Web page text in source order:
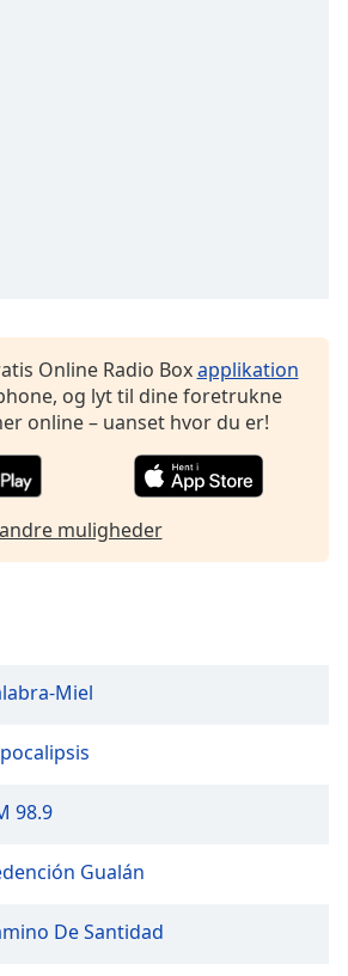
Online Radio Boxapplikation
og lyt til dine foretrukne
online – uanset hvor du er!
andre muligheder
Miel
98.9
Gualán
De Santidad